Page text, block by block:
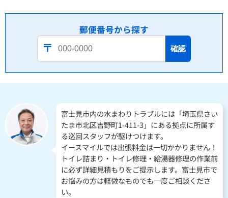
郵便番号から探す
確認
富士見市内の水まわりトラブルには「埼玉県さい
たま市北区吉野町1-411-3」にある拠点に所属す
る巡回スタッフが駆けつけます。
イースマイルでは出張料金は一切かかりません！
トイレ詰まり・トイレ修理・給湯器修理の作業前
に必ず詳細見積もりをご提示します。富士見市で
お悩みの方は軽微なものでも一度ご相談くださ
い。